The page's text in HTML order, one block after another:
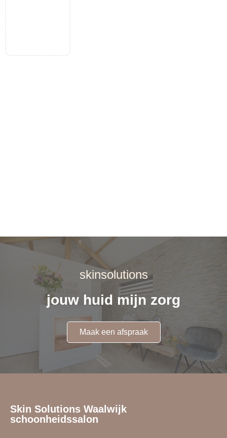
skinsolutions
jouw huid mijn zorg
Maak een afspraak
Skin Solutions Waalwijk
schoonheidssalon